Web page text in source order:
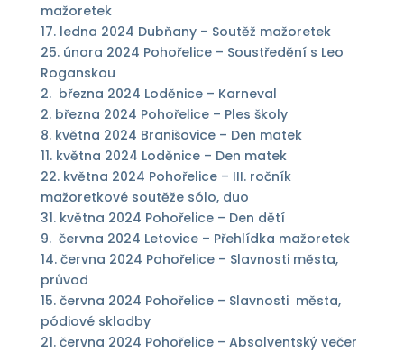
mažoretek
17. ledna 2024 Dubňany – Soutěž mažoretek
25. února 2024 Pohořelice – Soustředění s Leo
Roganskou
2. března 2024 Loděnice – Karneval
2. března 2024 Pohořelice – Ples školy
8. května 2024 Branišovice – Den matek
11. května 2024 Loděnice – Den matek
22. května 2024 Pohořelice – III. ročník
mažoretkové soutěže sólo, duo
31. května 2024 Pohořelice – Den dětí
9. června 2024 Letovice – Přehlídka mažoretek
14. června 2024 Pohořelice – Slavnosti města,
průvod
15. června 2024 Pohořelice – Slavnosti města,
pódiové skladby
21. června 2024 Pohořelice – Absolventský večer